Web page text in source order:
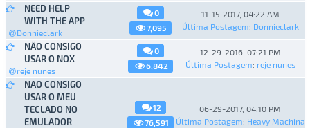
NEED HELP
WITH THE APP
Donnieclark
0
7,095
11-15-2017, 04:22 AM
Última Postagem: Donnieclark
NÃO CONSIGO
USAR O NOX
reje nunes
0
6,842
12-29-2016, 07:21 PM
Última Postagem: reje nunes
NAO CONSIGO
USAR O MEU
TECLADO NO
EMULADOR
12
76,591
06-29-2017, 04:10 PM
Última Postagem: Heavy Machina